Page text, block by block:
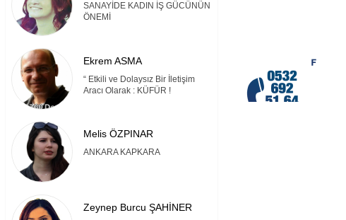
SANAYİDE KADIN İŞ GÜCÜNÜN
ÖNEMİ
Ekrem ASMA
“ Etkili ve Dolaysız Bir İletişim
Aracı Olarak : KÜFÜR !
Melis ÖZPINAR
ANKARA KAPKARA
Zeynep Burcu ŞAHİNER